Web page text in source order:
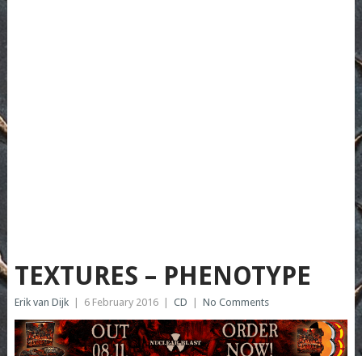
TEXTURES – PHENOTYPE
Erik van Dijk 6 February 2016 CD No Comments